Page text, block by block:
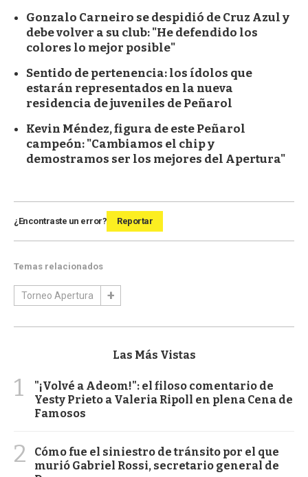
Gonzalo Carneiro se despidió de Cruz Azul y
debe volver a su club: "He defendido los
colores lo mejor posible"
Sentido de pertenencia: los ídolos que
estarán representados en la nueva
residencia de juveniles de Peñarol
Kevin Méndez, figura de este Peñarol
campeón: "Cambiamos el chip y
demostramos ser los mejores del Apertura"
¿Encontraste un error? Reportar
Temas relacionados
Torneo Apertura
Las Más Vistas
1
"¡Volvé a Adeom!": el filoso comentario de
Yesty Prieto a Valeria Ripoll en plena Cena de
Famosos
2
Cómo fue el siniestro de tránsito por el que
murió Gabriel Rossi, secretario general de